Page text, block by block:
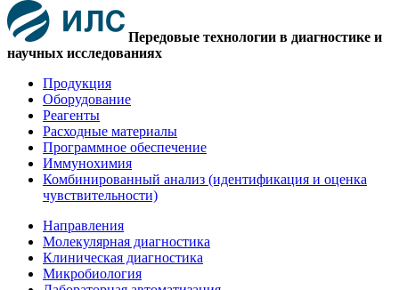
Передовые технологии в диагностике и
научных исследованиях
Продукция
Оборудование
Реагенты
Расходные материалы
Программное обеспечение
Иммунохимия
Комбинированный анализ (идентификация и оценка
чувствительности)
Направления
Молекулярная диагностика
Клиническая диагностика
Микробиология